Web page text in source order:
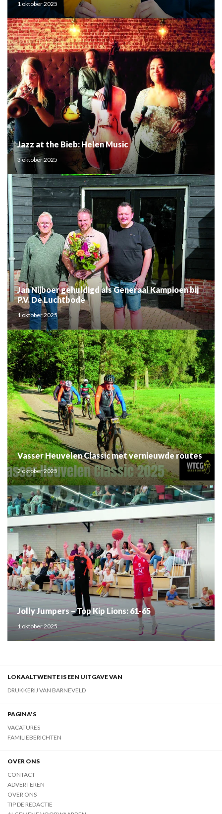
1 oktober 2025
Jazz at the Bieb: Helen Music
3 oktober 2025
Jan Nijboer gehuldigd als Generaal Kampioen bij
P.V. De Luchtbode
1 oktober 2025
Vasser Heuvelen Classic met vernieuwde routes
2 oktober 2025
Jolly Jumpers – Top Kip Lions: 61-65
1 oktober 2025
LOKAALTWENTE IS EEN UITGAVE VAN
DRUKKERIJ VAN BARNEVELD
PAGINA'S
VACATURES
FAMILIEBERICHTEN
OVER ONS
CONTACT
ADVERTEREN
OVER ONS
TIP DE REDACTIE